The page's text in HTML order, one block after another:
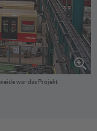
war das Projekt